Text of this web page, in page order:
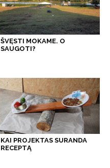
ŠVĘSTI MOKAME. O
SAUGOTI?
KAI PROJEKTAS SURANDA
RECEPTĄ